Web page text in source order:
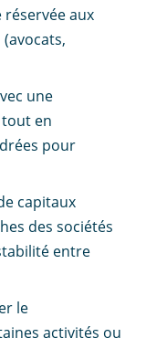
réservée aux
une
en
pour
capitaux
des sociétés
entre
le
activités ou